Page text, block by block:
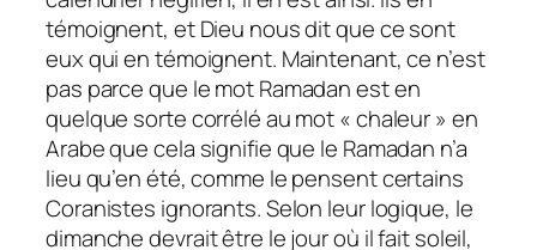
témoignent, et Dieu nous dit que ce sont
eux qui en témoignent. Maintenant, ce n’est
pas parce que le mot Ramadan est en
quelque sorte corrélé au mot « chaleur » en
Arabe que cela signifie que le Ramadan n’a
lieu qu’en été, comme le pensent certains
Coranistes ignorants. Selon leur logique, le
dimanche devrait être le jour où il fait soleil,